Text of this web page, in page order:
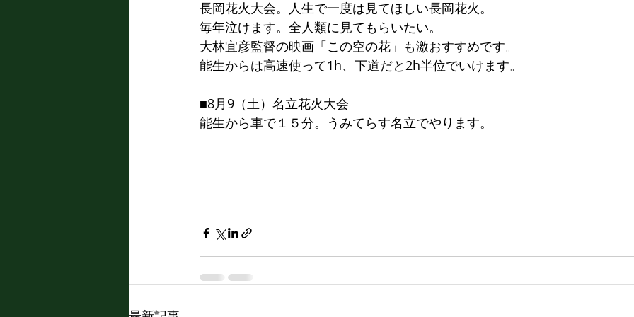
長岡花火大会。人生で一度は見てほしい長岡花火。
毎年泣けます。全人類に見てもらいたい。
大林宜彦監督の映画「この空の花」も激おすすめです。
能生からは高速使って1h、下道だと2h半位でいけます。
■8月9（土）名立花火大会
能生から車で１５分。うみてらす名立でやります。